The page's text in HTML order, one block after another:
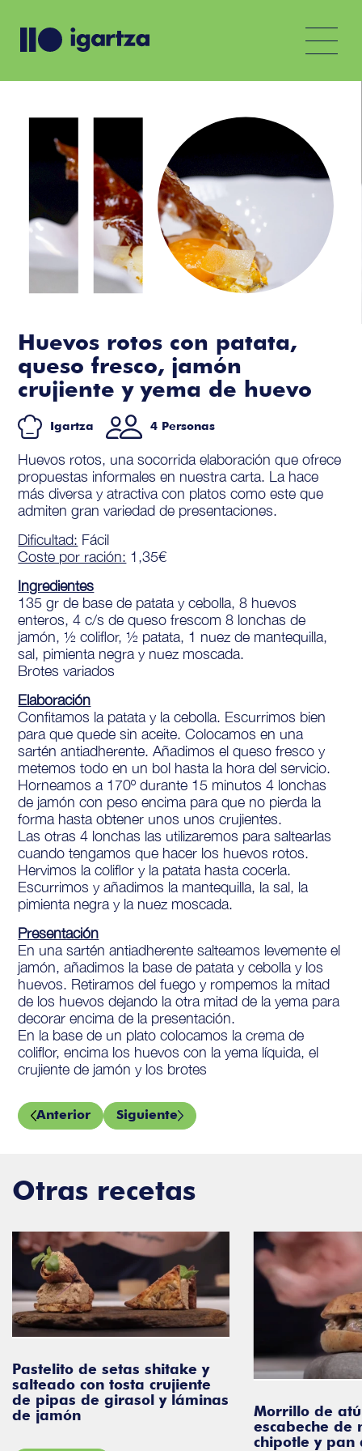
Huevos rotos con patata,
queso fresco, jamón
crujiente y yema de huevo
Igartza 4 Personas
Huevos rotos, una socorrida elaboración que ofrece
propuestas informales en nuestra carta. La hace
más diversa y atractiva con platos como este que
admiten gran variedad de presentaciones.
Dificultad: Fácil
Coste por ración: 1,35€
Ingredientes
135 gr de base de patata y cebolla, 8 huevos
enteros, 4 c/s de queso frescom 8 lonchas de
jamón, ½ coliflor, ½ patata, 1 nuez de mantequilla,
sal, pimienta negra y nuez moscada.
Brotes variados
Elaboración
Confitamos la patata y la cebolla. Escurrimos bien
para que quede sin aceite. Colocamos en una
sartén antiadherente. Añadimos el queso fresco y
metemos todo en un bol hasta la hora del servicio.
Horneamos a 170º durante 15 minutos 4 lonchas
de jamón con peso encima para que no pierda la
forma hasta obtener unos unos crujientes.
Las otras 4 lonchas las utilizaremos para saltearlas
cuando tengamos que hacer los huevos rotos.
Hervimos la coliflor y la patata hasta cocerla.
Escurrimos y añadimos la mantequilla, la sal, la
pimienta negra y la nuez moscada.
Presentación
En una sartén antiadherente salteamos levemente el
jamón, añadimos la base de patata y cebolla y los
huevos. Retiramos del fuego y rompemos la mitad
de los huevos dejando la otra mitad de la yema para
decorar encima de la presentación.
En la base de un plato colocamos la crema de
coliflor, encima los huevos con la yema líquida, el
crujiente de jamón y los brotes
Anterior Siguiente
Otras recetas
Pastelito de setas shitake y
salteado con tosta crujiente
de pipas de girasol y láminas
de jamón
Morrillo de
escabeche de
chipotle y pan